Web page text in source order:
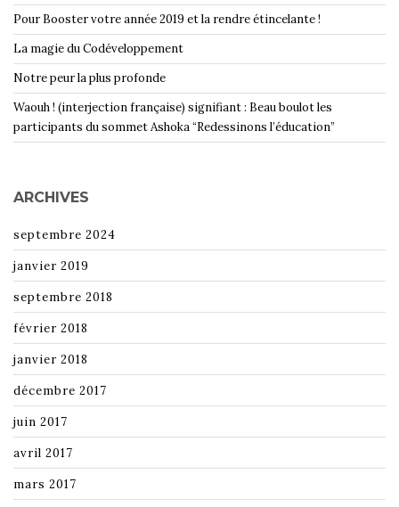
Pour Booster votre année 2019 et la rendre étincelante !
La magie du Codéveloppement
Notre peur la plus profonde
Waouh ! (interjection française) signifiant : Beau boulot les
participants du sommet Ashoka “Redessinons l’éducation”
ARCHIVES
septembre 2024
janvier 2019
septembre 2018
février 2018
janvier 2018
décembre 2017
juin 2017
avril 2017
mars 2017